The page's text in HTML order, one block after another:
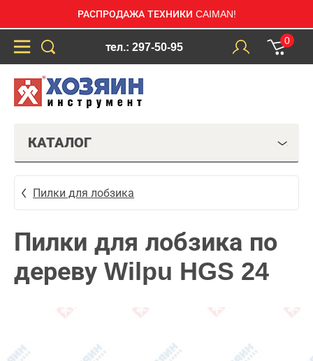
РАСПРОДАЖА ТЕХНИКИ CAIMAN!
тел.: 297-50-95
0
КАТАЛОГ
Пилки для лобзика
Пилки для лобзика по
дереву Wilpu HGS 24